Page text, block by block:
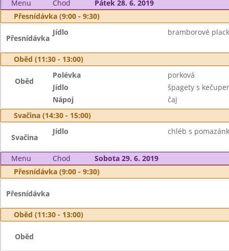
Menu Chod
Pátek 28. 6. 2019
Přesnídávka (9:00 - 9:30)
Přesnídávka
Jídlo bramborové
Oběd (11:30 - 13:00)
Oběd
Polévka
porková
Jídlo
špagety s
Nápoj
čaj
Svačina (14:30 - 15:00)
Svačina
Jídlo chléb s
Menu Chod
Sobota 29. 6. 2019
Přesnídávka (9:00 - 9:30)
Přesnídávka
Oběd (11:30 - 13:00)
Oběd